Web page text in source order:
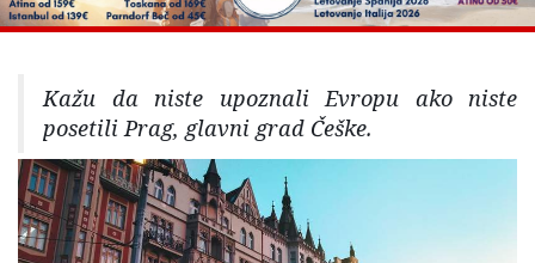
Kažu da niste upoznali Evropu ako niste
posetili Prag, glavni grad Češke.